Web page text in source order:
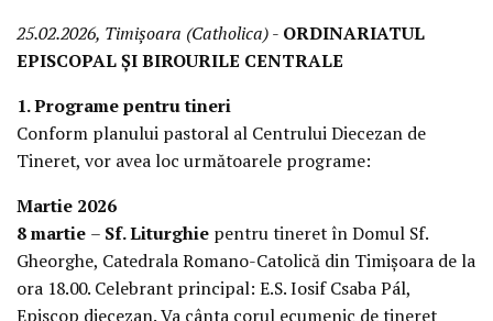
25.02.2026, Timișoara (Catholica)- ORDINARIATUL
EPISCOPAL ȘI BIROURILE CENTRALE
1. Programe pentru tineri
Conform planului pastoral al Centrului Diecezan de
Tineret, vor avea loc următoarele programe:
Martie 2026
8 martie – Sf. Liturghie pentru tineret în Domul Sf.
Gheorghe, Catedrala Romano-Catolică din Timișoara de la
ora 18.00. Celebrant principal: E.S. Iosif Csaba Pál,
Episcop diecezan. Va cânta corul ecumenic de tineret